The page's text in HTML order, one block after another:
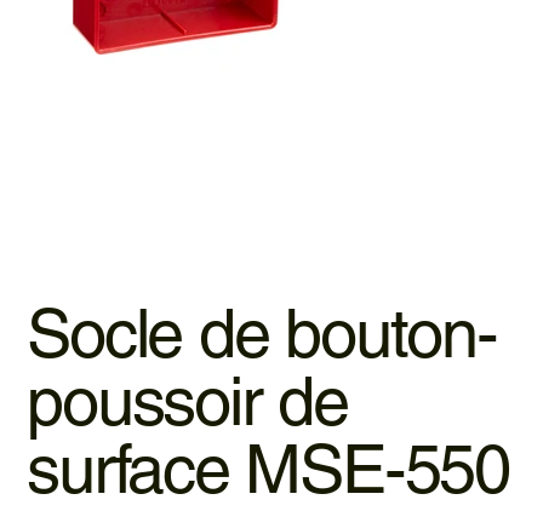
Socle de bouton-
poussoir de
surface MSE-550